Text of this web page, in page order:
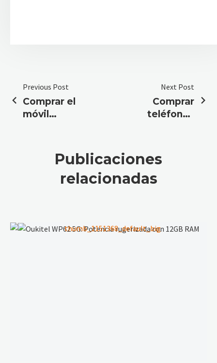
Previous Post
Comprar el
móvil
momento
Next Post
Comprar
teléfonos
Publicaciones
relacionadas